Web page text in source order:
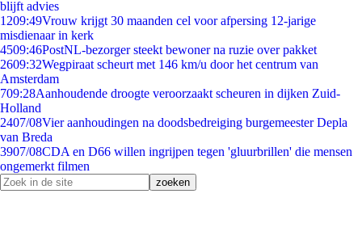
blijft advies
1209:49Vrouw krijgt 30 maanden cel voor afpersing 12-jarige
misdienaar in kerk
4509:46PostNL-bezorger steekt bewoner na ruzie over pakket
2609:32Wegpiraat scheurt met 146 km/u door het centrum van
Amsterdam
709:28Aanhoudende droogte veroorzaakt scheuren in dijken Zuid-
Holland
2407/08Vier aanhoudingen na doodsbedreiging burgemeester Depla
van Breda
3907/08CDA en D66 willen ingrijpen tegen 'gluurbrillen' die mensen
ongemerkt filmen